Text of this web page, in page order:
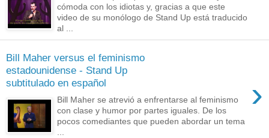
cómoda con los idiotas y, gracias a que este
video de su monólogo de Stand Up está traducido
al ...
Bill Maher versus el feminismo
estadounidense - Stand Up
subtitulado en español
›
Bill Maher se atrevió a enfrentarse al feminismo
con clase y humor por partes iguales. De los
pocos comediantes que pueden abordar un tema
...